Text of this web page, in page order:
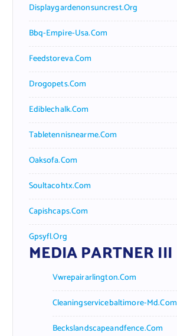
Displaygardenonsuncrest.org
Bbq-Empire-Usa.com
Feedstoreva.com
Drogopets.com
Ediblechalk.com
Tabletennisnearme.com
Oaksofa.com
Soultacohtx.com
Capishcaps.com
Gpsyfl.org
MEDIA PARTNER III
Vwrepairarlington.com
Cleaningservicebaltimore-Md.com
Beckslandscapeandfence.com